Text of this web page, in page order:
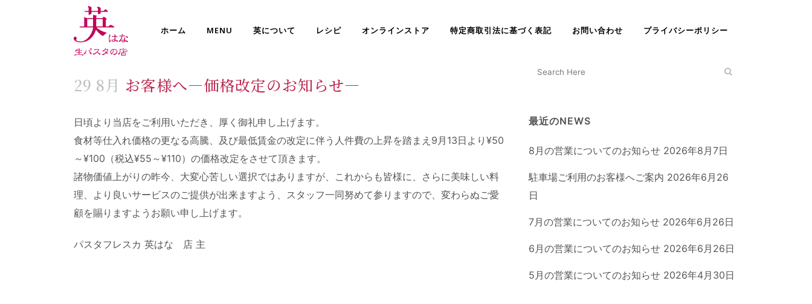
ホーム MENU 英について レシピ オンラインストア 特定商取引法に基づく表記 お問い合わせ プライバシーポリシー
29 8月 お客様へ―価格改定のお知らせ―
日頃より当店をご利用いただき、厚く御礼申し上げます。
食材等仕入れ価格の更なる高騰、及び最低賃金の改定に伴う人件費の上昇を踏まえ 9月13日 より¥50
～¥100 （税込¥55 ～¥110） の価格改定を させて頂きま す。
諸物価値上がりの昨今、大変心苦しい選択ではありますが、これからも皆様に、さらに美味しい料
理、より良いサービスのご提供が出来ますよう、スタッフ一同努めて参りますので、 変わらぬご愛
顧を賜りますようお願い申し上げま す。
パスタフレスカ 英はな 店 主
最近のNEWS
8月の営業についてのお知らせ 2026年8月7日
駐車場ご利用のお客様へご案内 2026年6月26
日
7月の営業についてのお知らせ 2026年6月26日
6月の営業についてのお知らせ 2026年6月26日
5月の営業についてのお知らせ 2026年4月30日